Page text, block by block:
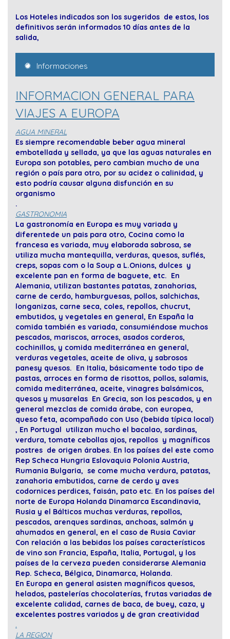
Los Hoteles indicados son los sugeridos de estos, los
definitivos serán informados 10 días antes de la
salida,
Informaciones
INFORMACION GENERAL PARA
VIAJES A EUROPA
AGUA MINERAL
Es siempre recomendable beber agua mineral
embotellada y sellada, ya que las aguas naturales en
Europa son potables, pero cambian mucho de una
región o país para otro, por su acidez o calinidad, y
esto podría causar alguna disfunción en su
organismo
.
GASTRONOMIA
La gastronomía en Europa es muy variada y
diferentede un pais para otro, Cocina como la
francesa es variada, muy elaborada sabrosa, se
utiliza mucha mantequilla, verduras, quesos, suflés,
creps, sopas com o la Soup a L.Onions, dulces y
excelente pan en forma de baguete, etc. En
Alemania, utilizan bastantes patatas, zanahorias,
carne de cerdo, hamburguesas, pollos, salchichas,
longanizas, carne seca, coles, repollos, chucrut,
embutidos, y vegetales en general, En España la
comida también es variada, consumiéndose muchos
pescados, mariscos, arroces, asados corderos,
cochinillos, y comida mediterránea en general,
verduras vegetales, aceite de oliva, y sabrosos
panesy quesos. En Italia, básicamente todo tipo de
pastas, arroces en forma de risottos, pollos, salamis,
comida mediterránea, aceite, vinagres balsámicos,
quesos y musarelas En Grecia, son los pescados, y en
general mezclas de comida árabe, con europea,
queso feta, acompañado con Uso (bebida típica local)
, En Portugal utilizan mucho el bacalao, sardinas,
verdura, tomate cebollas ajos, repollos y magníficos
postres de origen árabes. En los países del este como
Rep Scheca Hungria Eslovaquia Polonia Austria,
Rumania Bulgaria, se come mucha verdura, patatas,
zanahoria embutidos, carne de cerdo y aves
codornices perdices, faisán, pato etc. En los países del
norte de Europa Holanda Dinamarca Escandinavia,
Rusia y el Bálticos muchas verduras, repollos,
pescados, arenques sardinas, anchoas, salmón y
ahumados en general, en el caso de Rusia Caviar
Con relación a las bebidas los países característicos
de vino son Francia, España, Italia, Portugal, y los
países de la cerveza pueden considerarse Alemania
Rep. Scheca, Bélgica, Dinamarca, Holanda.
En Europa en general asisten magníficos quesos,
helados, pastelerías chocolaterías, frutas variadas de
excelente calidad, carnes de baca, de buey, caza, y
excelentes postres variados y de gran creatividad
.
LA REGION